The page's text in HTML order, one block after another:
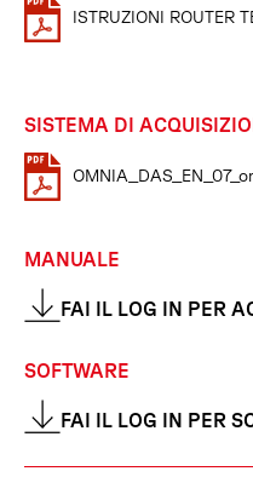
SISTEMA DI
MANUALE
FAI IL LOG IN PER
SOFTWARE
FAI IL LOG IN PER